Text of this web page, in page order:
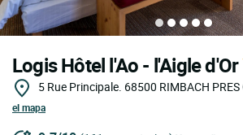
Logis Hôtel l'Ao - l'Aigle d'Or
5 Rue Principale. 68500 RIMBACH
el mapa